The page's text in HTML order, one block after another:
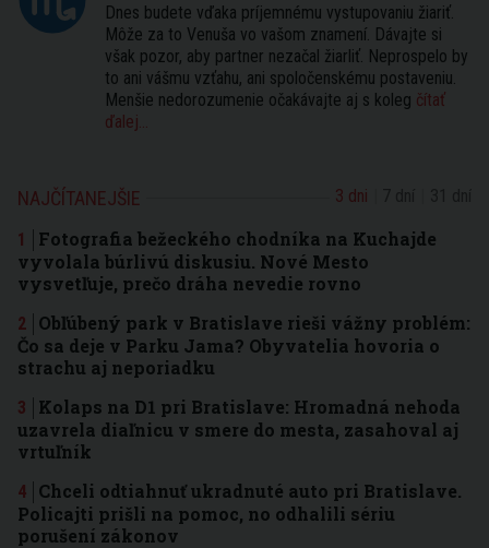
Dnes budete vďaka príjemnému vystupovaniu žiariť.
Môže za to Venuša vo vašom znamení. Dávajte si
však pozor, aby partner nezačal žiarliť. Neprospelo by
to ani vášmu vzťahu, ani spoločenskému postaveniu.
Menšie nedorozumenie očakávajte aj s koleg čítať
ďalej...
NAJČÍTANEJŠIE 3 dni
Fotografia bežeckého chodníka na Kuchajde
vyvolala búrlivú diskusiu. Nové Mesto
vysvetľuje, prečo dráha nevedie rovno
Obľúbený park v Bratislave rieši vážny problém:
Čo sa deje v Parku Jama? Obyvatelia hovoria o
strachu aj neporiadku
Kolaps na D1 pri Bratislave: Hromadná nehoda
uzavrela diaľnicu v smere do mesta, zasahoval aj
vrtuľník
Chceli odtiahnuť ukradnuté auto pri Bratislave.
Policajti prišli na pomoc, no odhalili sériu
porušení zákonov